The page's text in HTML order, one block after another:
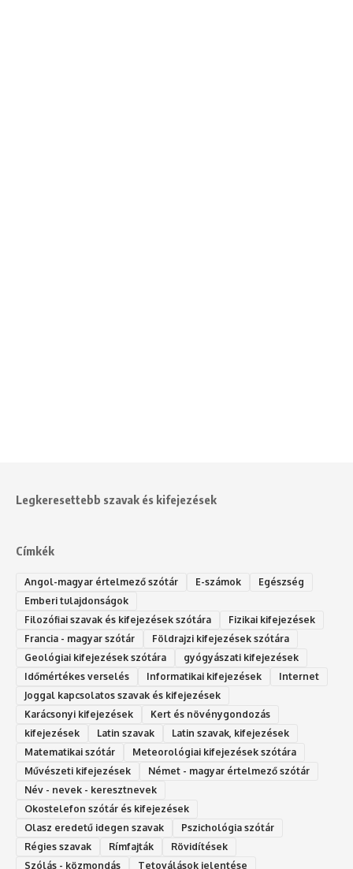
Legkeresettebb szavak és kifejezések
Címkék
Angol-magyar értelmező szótár E-számok
Egészség
Emberi tulajdonságok
Filozófiai szavak és kifejezések szótára
Fizikai kifejezések
Francia - magyar szótár
Földrajzi kifejezések szótára
Geológiai kifejezések szótára
gyógyászati kifejezések
Időmértékes verselés
Informatikai kifejezések
Internet
Joggal kapcsolatos szavak és kifejezések
Karácsonyi kifejezések
Kert és növénygondozás
kifejezések
Latin szavak
Latin szavak, kifejezések
Matematikai szótár
Meteorológiai kifejezések szótára
Művészeti kifejezések
Német - magyar értelmező szótár
Név - nevek - keresztnevek
Okostelefon szótár és kifejezések
Olasz eredetű idegen szavak
Ps‮gólohciz‬ia s‮átóz‬r
Régies szavak
Rímfajták
Rövidítések
Szólás - közmondás
Tetoválások jelentése